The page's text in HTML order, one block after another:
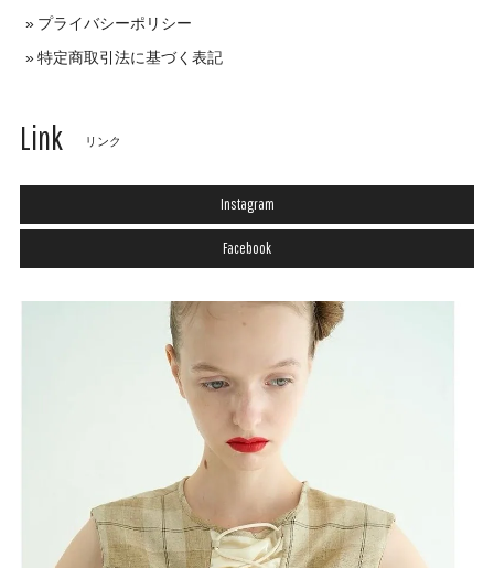
プライバシーポリシー
特定商取引法に基づく表記
Link リンク
Instagram
Facebook